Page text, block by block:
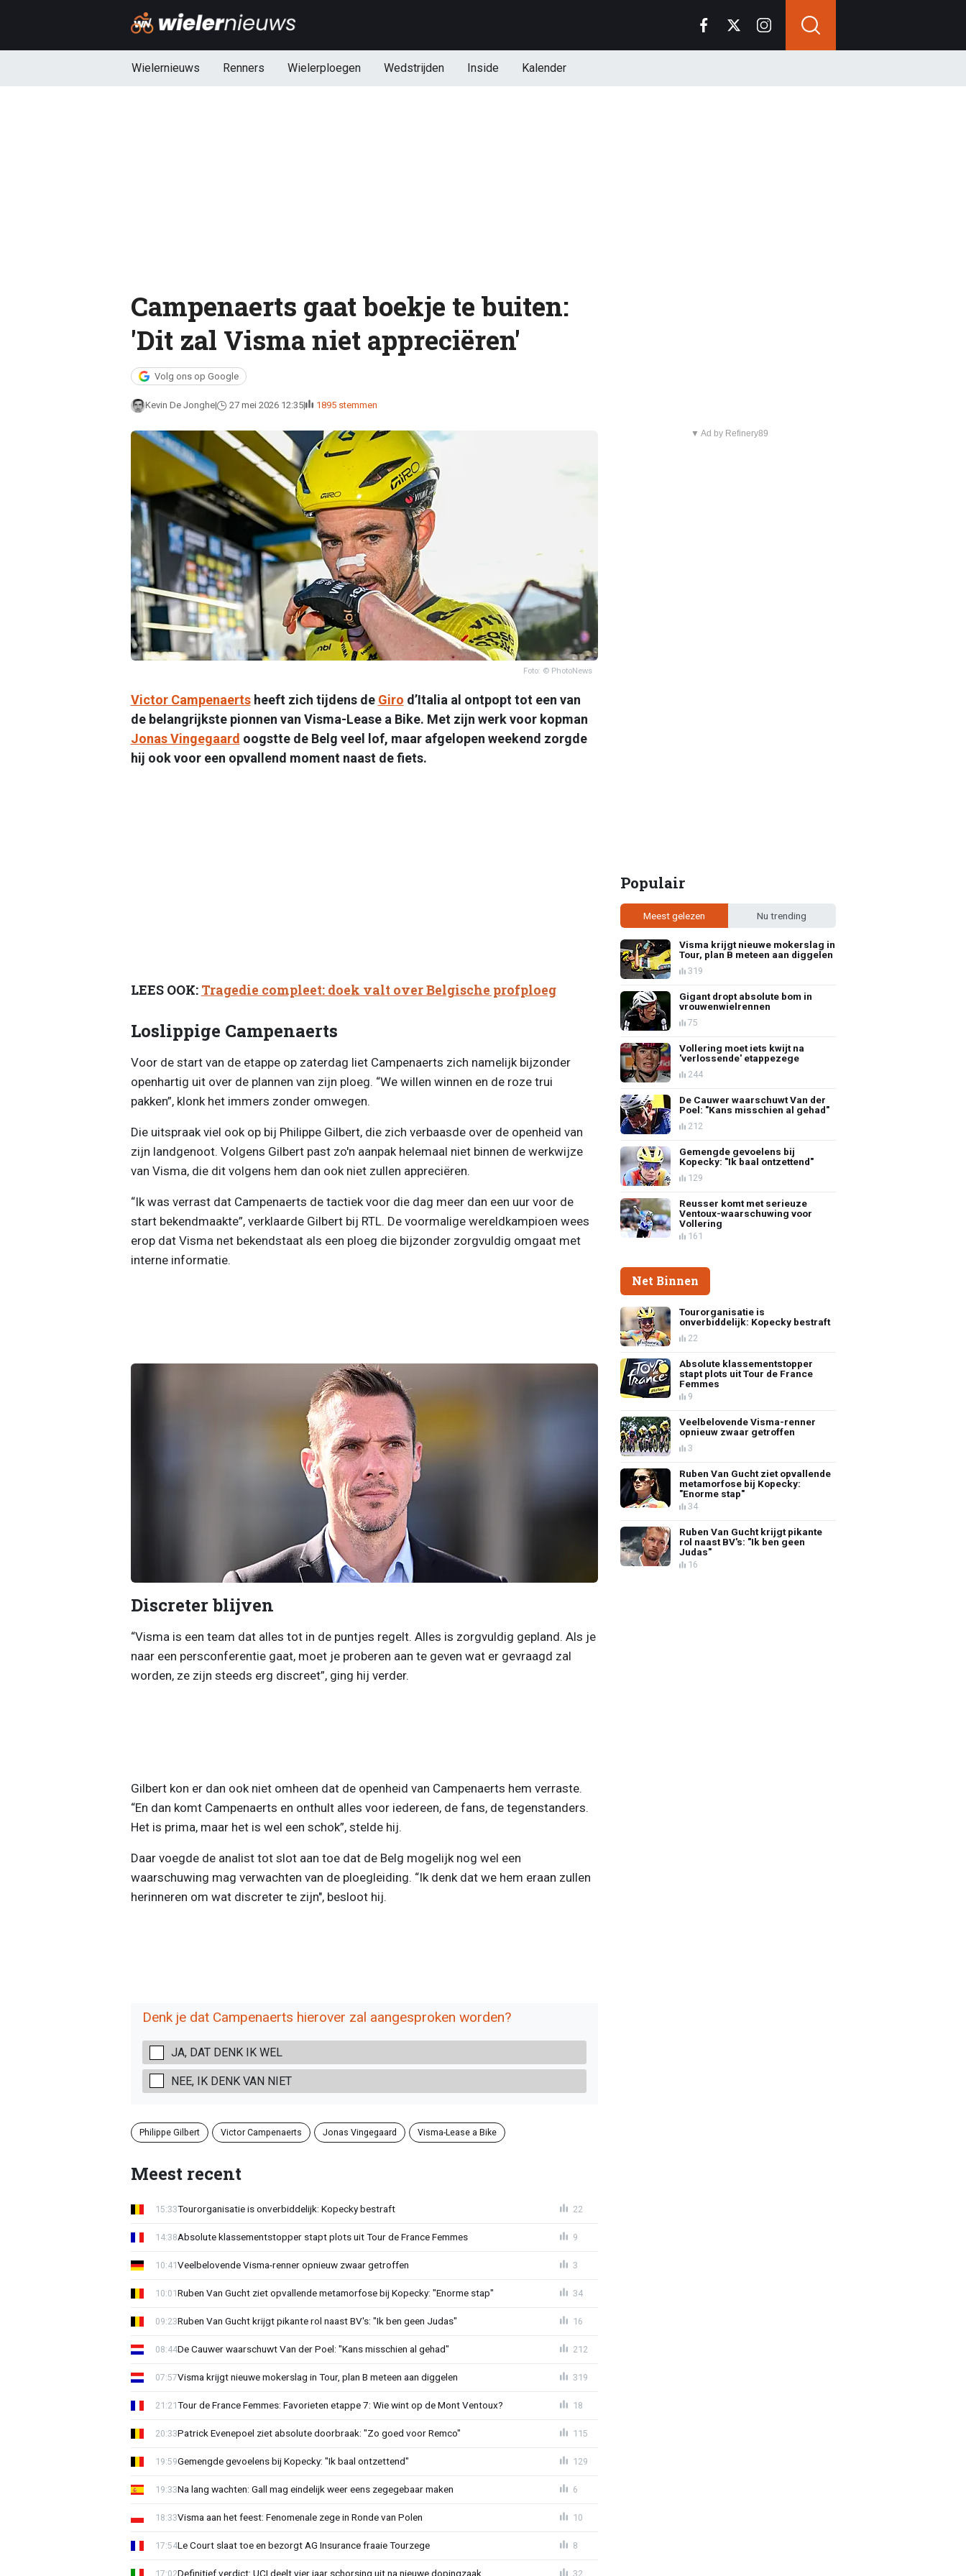
Wielernieuws Renners Wielerploegen Wedstrijden Inside Kalender
Campenaerts gaat boekje te buiten:
'Dit zal Visma niet appreciëren'
Volg ons op Google
Kevin De Jonghe 27 mei 2026 12:35 1895 stemmen
Foto: © PhotoNews
Victor Campenaertsheeft zich tijdens de Giro d’Italia al ontpopt tot een van
de belangrijkste pionnen van Visma-Lease a Bike. Met zijn werk voor kopman
Jonas Vingegaard oogstte de Belg veel lof, maar afgelopen weekend zorgde
hij ook voor een opvallend moment naast de fiets.
LEES OOK: Tragedie compleet: doek valt over Belgische profploeg
Loslippige Campenaerts
Voor de start van de etappe op zaterdag liet Campenaerts zich namelijk bijzonder
openhartig uit over de plannen van zijn ploeg. “We willen winnen en de roze trui
pakken”, klonk het immers zonder omwegen.
Die uitspraak viel ook op bij Philippe Gilbert, die zich verbaasde over de openheid van
zijn landgenoot. Volgens Gilbert past zo'n aanpak helemaal niet binnen de werkwijze
van Visma, die dit volgens hem dan ook niet zullen appreciëren.
“Ik was verrast dat Campenaerts de tactiek voor die dag meer dan een uur voor de
start bekendmaakte”, verklaarde Gilbert bij RTL. De voormalige wereldkampioen wees
erop dat Visma net bekendstaat als een ploeg die bijzonder zorgvuldig omgaat met
interne informatie.
Discreter blijven
“Visma is een team dat alles tot in de puntjes regelt. Alles is zorgvuldig gepland. Als je
naar een persconferentie gaat, moet je proberen aan te geven wat er gevraagd zal
worden, ze zijn steeds erg discreet”, ging hij verder.
Gilbert kon er dan ook niet omheen dat de openheid van Campenaerts hem verraste.
“En dan komt Campenaerts en onthult alles voor iedereen, de fans, de tegenstanders.
Het is prima, maar het is wel een schok”, stelde hij.
Daar voegde de analist tot slot aan toe dat de Belg mogelijk nog wel een
waarschuwing mag verwachten van de ploegleiding. “Ik denk dat we hem eraan zullen
herinneren om wat discreter te zijn", besloot hij.
Denk je dat Campenaerts hierover zal aangesproken worden?
JA, DAT DENK IK WEL
NEE, IK DENK VAN NIET
Philippe Gilbert Victor Campenaerts Jonas Vingegaard Visma-Lease a Bike
Meest recent
Tourorganisatie is onverbiddelijk: Kopecky bestraft
15:33 22
Absolute klassementstopper stapt plots uit Tour de France Femmes
14:38 9
Veelbelovende Visma-renner opnieuw zwaar getroffen
10:41 3
Ruben Van Gucht ziet opvallende metamorfose bij Kopecky: "Enorme stap"
10:01 34
Ruben Van Gucht krijgt pikante rol naast BV's: "Ik ben geen Judas"
09:23 16
De Cauwer waarschuwt Van der Poel: "Kans misschien al gehad"
08:44 212
Visma krijgt nieuwe mokerslag in Tour, plan B meteen aan diggelen
07:57 319
Tour de France Femmes: Favorieten etappe 7: Wie wint op de Mont Ventoux?
21:21 18
Patrick Evenepoel ziet absolute doorbraak: "Zo goed voor Remco"
20:33 115
Gemengde gevoelens bij Kopecky: "Ik baal ontzettend"
19:59 129
Na lang wachten: Gall mag eindelijk weer eens zegegebaar maken
19:33 6
Visma aan het feest: Fenomenale zege in Ronde van Polen
18:33 10
Le Court slaat toe en bezorgt AG Insurance fraaie Tourzege
17:54 8
Definitief verdict: UCI deelt vier jaar schorsing uit na nieuwe dopingzaak
17:02 32
▼ Ad by Refinery89
Populair
Meest gelezen Nu trending
Visma krijgt nieuwe mokerslag in
Tour, plan B meteen aan diggelen
319
Gigant dropt absolute bom in
vrouwenwielrennen
75
Vollering moet iets kwijt na
'verlossende' etappezege
244
De Cauwer waarschuwt Van der
Poel: "Kans misschien al gehad"
212
Gemengde gevoelens bij
Kopecky: "Ik baal ontzettend"
129
Reusser komt met serieuze
Ventoux-waarschuwing voor
Vollering
161
Net Binnen
Tourorganisatie is
onverbiddelijk: Kopecky bestraft
22
Absolute klassementstopper
stapt plots uit Tour de France
Femmes
9
Veelbelovende Visma-renner
opnieuw zwaar getroffen
3
Ruben Van Gucht ziet opvallende
metamorfose bij Kopecky:
"Enorme stap"
34
Ruben Van Gucht krijgt pikante
rol naast BV's: "Ik ben geen
Judas"
16